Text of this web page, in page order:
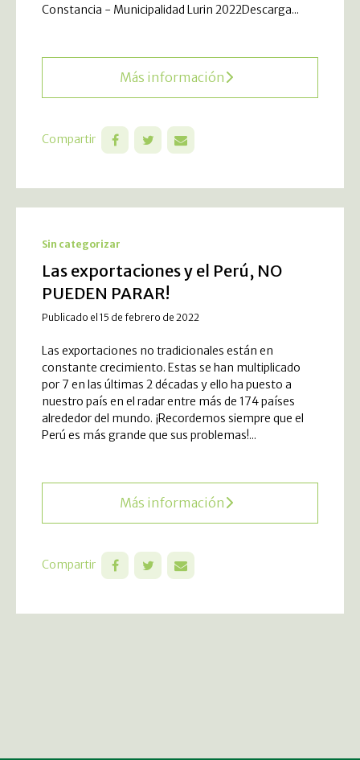
Constancia - Municipalidad Lurin 2022Descarga...
Más información
Compartir
Sin categorizar
Las exportaciones y el Perú, NO
PUEDEN PARAR!
Publicado el 15 de febrero de 2022
Las exportaciones no tradicionales están en
constante crecimiento. Estas se han multiplicado
por 7 en las últimas 2 décadas y ello ha puesto a
nuestro país en el radar entre más de 174 países
alrededor del mundo. ¡Recordemos siempre que el
Perú es más grande que sus problemas!...
Más información
Compartir